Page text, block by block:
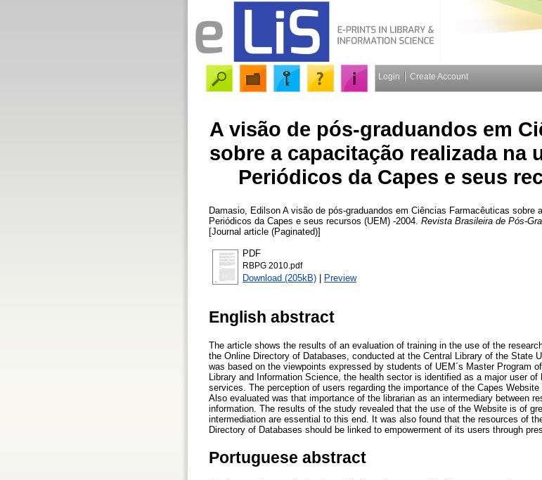
Login Create Account
A visão de pós-graduandos em
sobre a capacitação realizada na
Periódicos da Capes e seus
Damasio, Edilson A visão de pós-graduandos em Ciências Farmacêuticas
Periódicos da Capes e seus recursos (UEM) -2004. Revista Brasileira de Pós-
[Journal article (Paginated)]
PDF
RBPG 2010.pdf
Download (205kB) | Preview
English abstract
The article shows the results of an evaluation of training in the use of the
the Online Directory of Databases, conducted at the Central Library of the State
was based on the viewpoints expressed by students of UEM´s Master Program
Library and Information Science, the health sector is identified as a major user
services. The perception of users regarding the importance of the Capes
Also evaluated was that importance of the librarian as an intermediary between
information. The results of the study revealed that the use of the Website is of
intermediation are essential to this end. It was also found that the resources of
Directory of Databases should be linked to empowerment of its users through
Portuguese abstract